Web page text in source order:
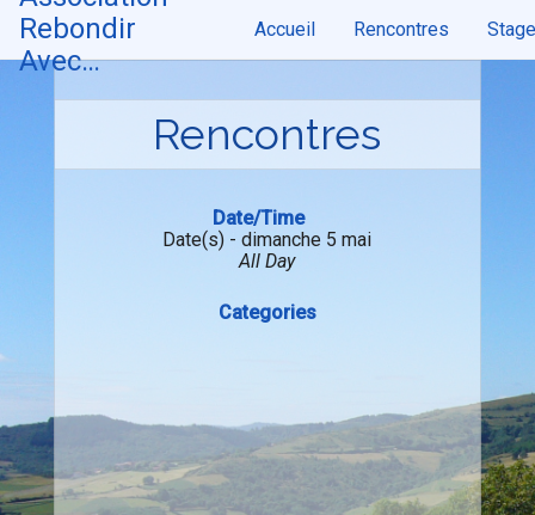
Skip
content
Rebondir
Avec…
Accueil Rencontres
Rencontres
Date/Time
Date(s) - dimanche 5 mai
All Day
Categories